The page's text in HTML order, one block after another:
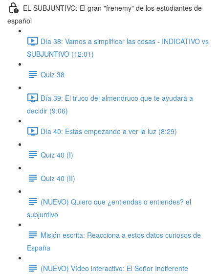
EL SUBJUNTIVO: El gran "frenemy" de los estudiantes de
español
Día 38: Vamos a simplificar las cosas - INDICATIVO vs
SUBJUNTIVO (12:01)
Quiz 38
Día 39: El truco del almendruco que te ayudará a
decidir (9:06)
Día 40: Estás empezando a ver la luz (8:29)
Quiz 40 (I)
Quiz 40 (II)
(NUEVO) Quiero que ¿entiendas o entiendes? el
subjuntivo
Misión escrita: Reacciona a estos datos curiosos de
España
(NUEVO) Vídeo interactivo: El Señor Indiferente